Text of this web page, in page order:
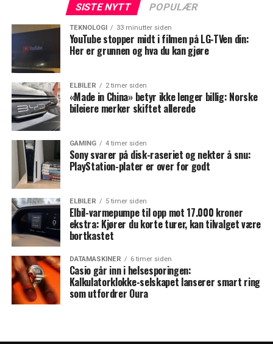
SISTE NYTT POPULÆR
TEKNOLOGI 33 minutter siden
YouTube stopper midt i filmen på LG-TVen din:
Her er grunnen og hva du kan gjøre
ELBILER 2 timer siden
«Made in China» betyr ikke lenger billig: Norske
bileiere merker skiftet allerede
GAMING 4 timer siden
Sony svarer på disk-raseriet og nekter å snu:
PlayStation-plater er over for godt
ELBILER 5 timer siden
Elbil-varmepumpe til opp mot 17.000 kroner
ekstra: Kjører du korte turer, kan tilvalget være
bortkastet
DATAMASKINER 6 timer siden
Casio går inn i helsesporingen:
Kalkulatorklokke-selskapet lanserer smart ring
som utfordrer Oura